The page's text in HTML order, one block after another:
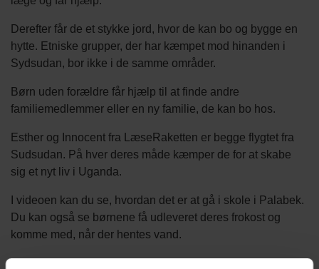
Derefter får de et stykke jord, hvor de kan bo og bygge en
hytte. Etniske grupper, der har kæmpet mod hinanden i
Sydsudan, bor ikke i de samme områder.
Børn uden forældre får hjælp til at finde andre
familiemedlemmer eller en ny familie, de kan bo hos.
Esther og Innocent fra LæseRaketten er begge flygtet fra
Sudsudan. På hver deres måde kæmper de for at skabe
sig et nyt liv i Uganda.
I videoen kan du se, hvordan det er at gå i skole i Palabek.
Du kan også se børnene få udleveret deres frokost og
komme med, når der hentes vand.